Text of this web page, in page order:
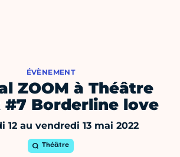
ÉVÈNEMENT
ZOOM à Théâtre
#7 Borderline love
12 au vendredi 13 mai 2022
Théâtre